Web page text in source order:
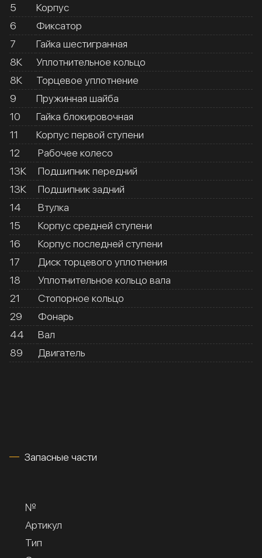
5
Корпус
6
Фиксатор
7
Гайка шестигранная
8К
Уплотнительное кольцо
8К
Торцевое уплотнение
9
Пружинная шайба
10
Гайка блокировочная
11
Корпус первой ступени
12
Рабочее колесо
13К
Подшипник передний
13К
Подшипник задний
14
Втулка
15
Корпус средней ступени
16
Корпус последней ступени
17
Диск торцевого уплотнения
18
Уплотнительное кольцо вала
21
Стопорное кольцо
29
Фонарь
44
Вал
89
Двигатель
Запасные части
№
Артикул
Тип